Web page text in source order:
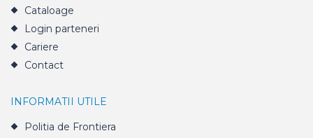
Cataloage
Login parteneri
Cariere
Contact
INFORMATII UTILE
Politia de Frontiera